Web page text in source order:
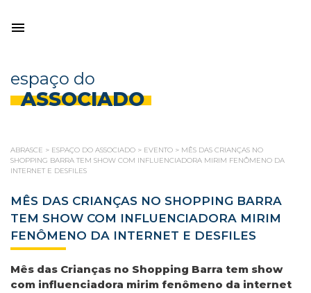
espaço do
ASSOCIADO
ABRASCE > ESPAÇO DO ASSOCIADO > EVENTO > MÊS DAS CRIANÇAS NO
SHOPPING BARRA TEM SHOW COM INFLUENCIADORA MIRIM FENÔMENO DA
INTERNET E DESFILES
MÊS DAS CRIANÇAS NO SHOPPING BARRA
TEM SHOW COM INFLUENCIADORA MIRIM
FENÔMENO DA INTERNET E DESFILES
Mês das Crianças no Shopping Barra tem show
com influenciadora mirim fenômeno da internet